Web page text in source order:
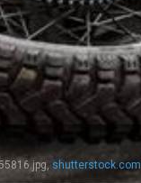
shutterstock.com